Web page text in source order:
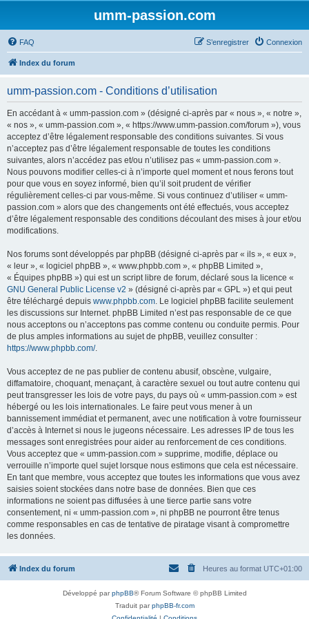
umm-passion.com
FAQ Connexion
S’enregistrer
Index du forum
umm-passion.com - Conditions d’utilisation
En accédant à « umm-passion.com » (désigné ci-après par « nous », « notre »,
« nos », « umm-passion.com », « https://www.umm-passion.com/forum »), vous
acceptez d’être légalement responsable des conditions suivantes. Si vous
n’acceptez pas d’être légalement responsable de toutes les conditions
suivantes, alors n’accédez pas et/ou n’utilisez pas « umm-passion.com ».
Nous pouvons modifier celles-ci à n’importe quel moment et nous ferons tout
pour que vous en soyez informé, bien qu’il soit prudent de vérifier
régulièrement celles-ci par vous-même. Si vous continuez d’utiliser « umm-
passion.com » alors que des changements ont été effectués, vous acceptez
d’être légalement responsable des conditions découlant des mises à jour et/ou
modifications.
Nos forums sont développés par phpBB (désigné ci-après par « ils », « eux »,
« leur », « logiciel phpBB », « www.phpbb.com », « phpBB Limited »,
« Équipes phpBB ») qui est un script libre de forum, déclaré sous la licence «
GNU General Public License v2 » (désigné ci-après par « GPL ») et qui peut
être téléchargé depuis www.phpbb.com. Le logiciel phpBB facilite seulement
les discussions sur Internet. phpBB Limited n’est pas responsable de ce que
nous acceptons ou n’acceptons pas comme contenu ou conduite permis. Pour
de plus amples informations au sujet de phpBB, veuillez consulter :
https://www.phpbb.com/.
Vous acceptez de ne pas publier de contenu abusif, obscène, vulgaire,
diffamatoire, choquant, menaçant, à caractère sexuel ou tout autre contenu qui
peut transgresser les lois de votre pays, du pays où « umm-passion.com » est
hébergé ou les lois internationales. Le faire peut vous mener à un
bannissement immédiat et permanent, avec une notification à votre fournisseur
d’accès à Internet si nous le jugeons nécessaire. Les adresses IP de tous les
messages sont enregistrées pour aider au renforcement de ces conditions.
Vous acceptez que « umm-passion.com » supprime, modifie, déplace ou
verrouille n’importe quel sujet lorsque nous estimons que cela est nécessaire.
En tant que membre, vous acceptez que toutes les informations que vous avez
saisies soient stockées dans notre base de données. Bien que ces
informations ne soient pas diffusées à une tierce partie sans votre
consentement, ni « umm-passion.com », ni phpBB ne pourront être tenus
comme responsables en cas de tentative de piratage visant à compromettre
les données.
Index du forum Heures au format UTC+01:00
Développé parphpBB® Forum Software © phpBB Limited
Traduit parphpBB-fr.com